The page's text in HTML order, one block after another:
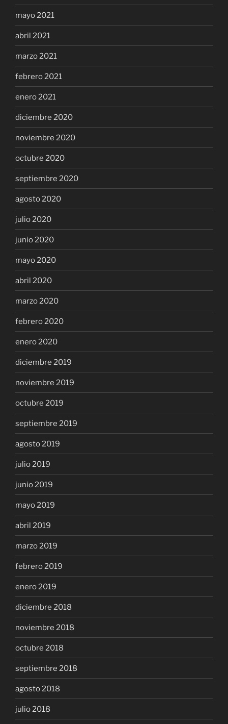
mayo 2021
abril 2021
marzo 2021
febrero 2021
enero 2021
diciembre 2020
noviembre 2020
octubre 2020
septiembre 2020
agosto 2020
julio 2020
junio 2020
mayo 2020
abril 2020
marzo 2020
febrero 2020
enero 2020
diciembre 2019
noviembre 2019
octubre 2019
septiembre 2019
agosto 2019
julio 2019
junio 2019
mayo 2019
abril 2019
marzo 2019
febrero 2019
enero 2019
diciembre 2018
noviembre 2018
octubre 2018
septiembre 2018
agosto 2018
julio 2018